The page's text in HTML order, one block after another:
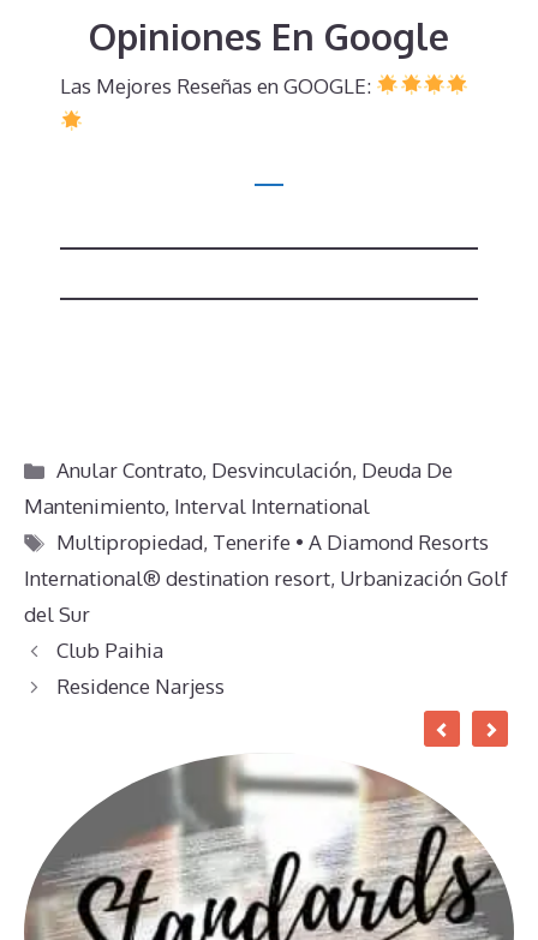
Opiniones En Google
Las Mejores Reseñas en GOOGLE:
Categorías
Anular Contrato, Desvinculación, Deuda De
Mantenimiento, Interval International
Etiquetas
Multipropiedad, Tenerife • A Diamond Resorts
International® destination resort, Urbanización Golf
del Sur
Club Paihia
Residence Narjess